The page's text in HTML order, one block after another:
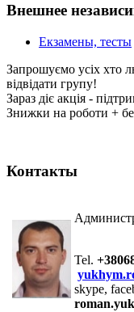
Внешнее
Екзамены, тесты
Запрошуємо усіх хто
відвідати групу!
Зараз діє акція -
Знижки на роботи +
Контакты
Tel.
skype,